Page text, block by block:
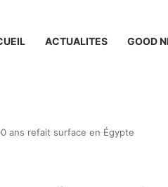
ACTUALITES GOOD
ans refait surface en Égypte